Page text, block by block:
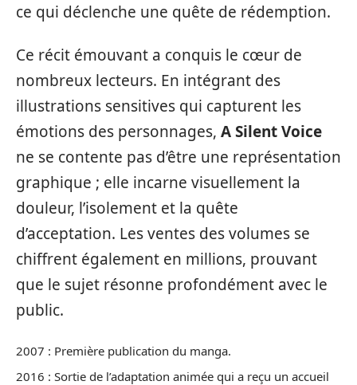
ce qui déclenche une quête de rédemption.
Ce récit émouvant a conquis le cœur de
nombreux lecteurs. En intégrant des
illustrations sensitives qui capturent les
émotions des personnages, A Silent Voice
ne se contente pas d’être une représentation
graphique ; elle incarne visuellement la
douleur, l’isolement et la quête
d’acceptation. Les ventes des volumes se
chiffrent également en millions, prouvant
que le sujet résonne profondément avec le
public.
2007 : Première publication du manga.
2016 : Sortie de l’adaptation animée qui a reçu un accueil